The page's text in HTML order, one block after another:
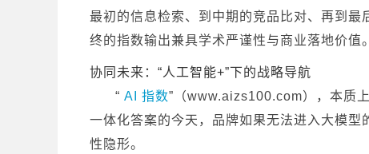
最初的信息检索、到中期的竞品比对、再到
终的指数输出兼具学术严谨性与商业落地价值。
协同未来：“人工智能+”下的战略导航
“ AI 指数”（www.aizs100.com），本质
一体化答案的今天，品牌如果无法进入大模型
性隐形。